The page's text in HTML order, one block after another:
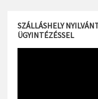
SZÁLLÁSHELY
ÜGYINTÉZÉSSEL